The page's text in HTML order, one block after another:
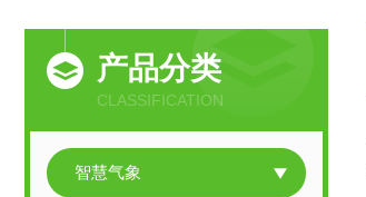
产品分类
CLASSIFICATION
智慧气象